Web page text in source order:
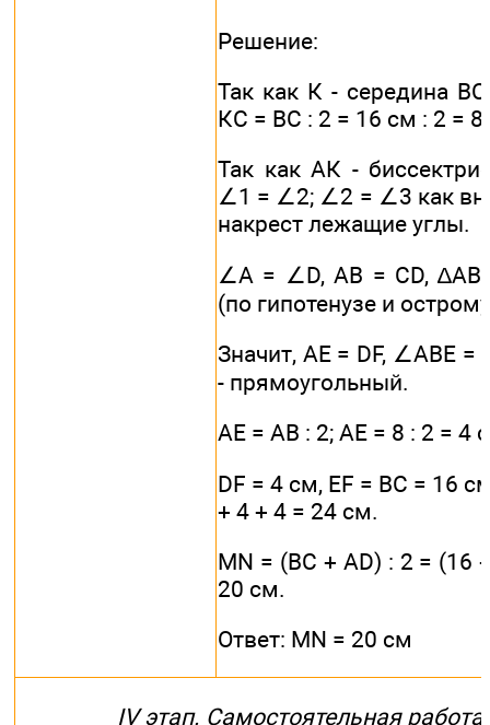
Решение:
Так как К - середина
КС = ВС : 2 = 16 см : 2 =
Так как АК -
∠1 = ∠2; ∠2 = ∠3 как
накрест лежащие углы.
∠А = ∠D, АВ = CD,
(по гипотенузе и
Значит, АЕ = DF, ∠АВЕ =
- прямоугольный.
АЕ = АВ : 2; АЕ = 8 : 2 = 4
DF = 4 см, EF = ВС = 16
+ 4 + 4 = 24 см.
MN = (ВС + AD) : 2 = (16
20 см.
Ответ: MN = 20 см
IV этап. Самостоятельная работа